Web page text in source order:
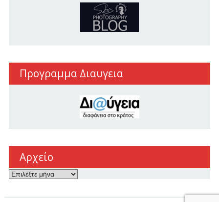
Προγραμμα Διαυγεια
Αρχείο
Αρχείο